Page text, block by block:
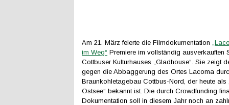
Am 21. März feierte die Filmdokumentation
im Weg“ Premiere im vollständig ausverkauften
Cottbuser Kulturhauses „Gladhouse“. Sie zeigt
gegen die Abbaggerung des Ortes Lacoma
Braunkohletagebau Cottbus-Nord, der heute als
Ostsee“ bekannt ist. Die durch Crowdfunding
Dokumentation soll in diesem Jahr noch an